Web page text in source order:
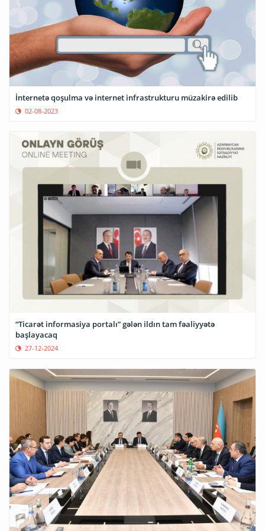
İnternetə qoşulma və internet infrastrukturu müzakirə edilib
02-08-2023
“Ticarət informasiya portalı” gələn ildın tam fəaliyyətə
başlayacaq
27-12-2024